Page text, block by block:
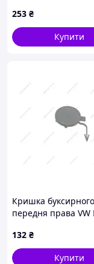
253 ₴
Купити
Кришка
передня права VW
DPA
132 ₴
Купити